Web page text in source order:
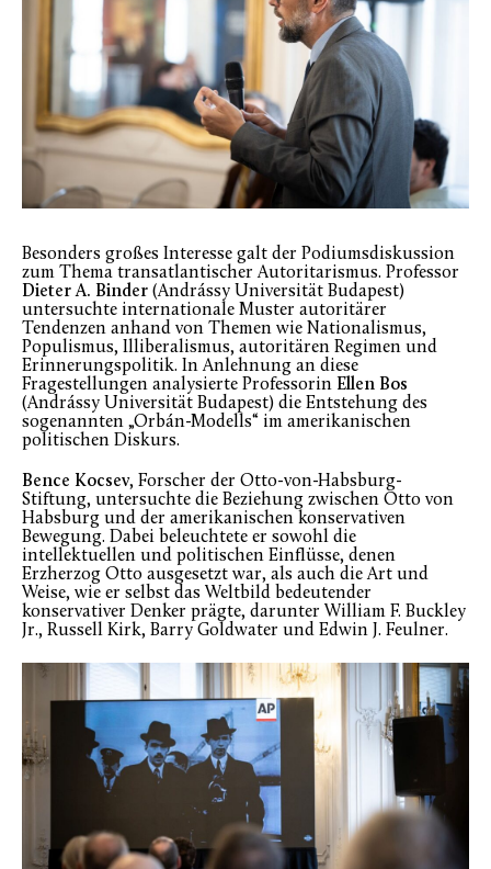
Besonders großes Interesse galt der Podiumsdiskussion
zum Thema transatlantischer Autoritarismus. Professor
Dieter A. Binder (Andrássy Universität Budapest)
untersuchte internationale Muster autoritärer
Tendenzen anhand von Themen wie Nationalismus,
Populismus, Illiberalismus, autoritären Regimen und
Erinnerungspolitik. In Anlehnung an diese
Fragestellungen analysierte Professorin Ellen Bos
(Andrássy Universität Budapest) die Entstehung des
sogenannten „Orbán-Modells“ im amerikanischen
politischen Diskurs.
Bence Kocsev, Forscher der Otto-von-Habsburg-
Stiftung, untersuchte die Beziehung zwischen Otto von
Habsburg und der amerikanischen konservativen
Bewegung. Dabei beleuchtete er sowohl die
intellektuellen und politischen Einflüsse, denen
Erzherzog Otto ausgesetzt war, als auch die Art und
Weise, wie er selbst das Weltbild bedeutender
konservativer Denker prägte, darunter William F. Buckley
Jr., Russell Kirk, Barry Goldwater und Edwin J. Feulner.